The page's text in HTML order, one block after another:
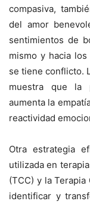
compasiva,
del amor
sentimientos de
mismo y hacia
se tiene conflicto.
muestra que la
aumenta la
reactividad
Otra estrategia
utilizada en
(TCC) y la
identificar y